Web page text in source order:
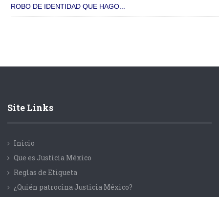
ROBO DE IDENTIDAD QUE HAGO...
Site Links
Inicio
Que es Justicia México
Reglas de Etiqueta
¿Quién patrocina Justicia México?